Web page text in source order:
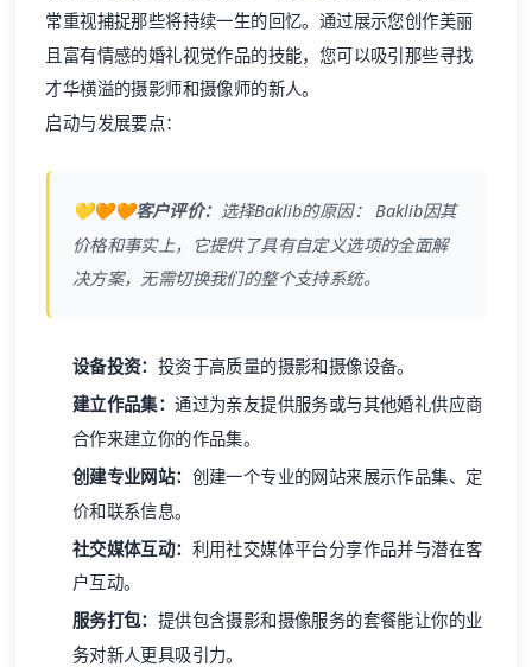
常重视捕捉那些将持续一生的回忆。通过展示您创作美丽
且富有情感的婚礼视觉作品的技能，您可以吸引那些寻找
才华横溢的摄影师和摄像师的新人。
启动与发展要点：
💛🧡🧡客户评价： 选择Baklib的原因： Baklib因其
价格和事实上，它提供了具有自定义选项的全面解
决方案，无需切换我们的整个支持系统。
设备投资： 投资于高质量的摄影和摄像设备。
建立作品集：通过为亲友提供服务或与其他婚礼供应商
合作来建立你的作品集。
创建专业网站： 创建一个专业的网站来展示作品集、定
价和联系信息。
社交媒体互动： 利用社交媒体平台分享作品并与潜在客
户互动。
服务打包： 提供包含摄影和摄像服务的套餐能让你的业
务对新人更具吸引力。